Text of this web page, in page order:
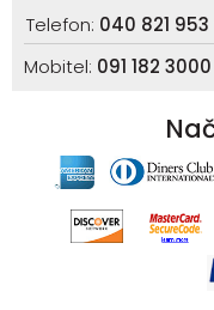
Telefon: 040 821
Mobitel: 091 182